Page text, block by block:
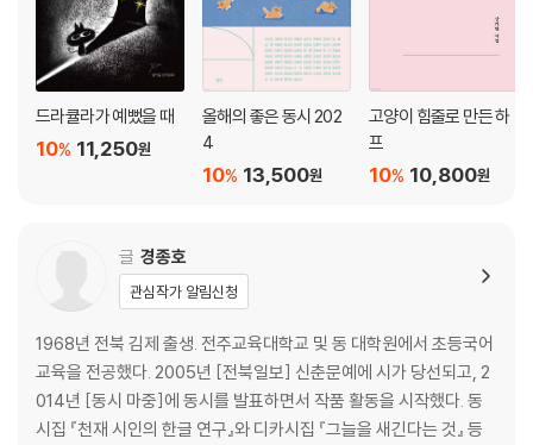
송진권 108 백 번 천 번 _박철 110 받침 _박방희 112 모댐이풀꽃 _권정생
6부 숨어 있던 말들 다 데려와 노래는 참지 말고 불러야 해
아직 안 온 것들 _임미성 116 물비늘의 주인 _송현섭 117 고독 연습 _김성
은 118 날아라 돌멩이 _조정인 119 웃는 눈 _송선미 120 붉은 열매 _이안
121 눈동자 _정유경 122 조개 이야기 _김륭 124 내가 백 번째 나무에 입
드라큘라가 예뻤을 때
11,250원
10%
올해의 좋은 동시 202
4
13,500원
10%
고양이 힘줄로 만든 하
프
10,800원
10%
글 경종호
관심작가 알림신청
1968년 전북 김제 출생. 전주교육대학교 및 동 대학원에서 초등국어
교육을 전공했다. 2005년 [전북일보] 신춘문예에 시가 당선되고, 2
014년 [동시 마중]에 동시를 발표하면서 작품 활동을 시작했다. 동
시집 『천재 시인의 한글 연구』와 디카시집 『그늘을 새긴다는 것』 등